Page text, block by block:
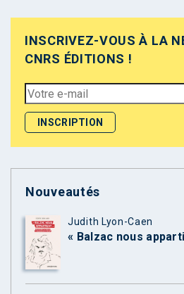
INSCRIVEZ-VOUS À LA
CNRS ÉDITIONS !
Nouveautés
Judith Lyon-Caen
« Balzac nous